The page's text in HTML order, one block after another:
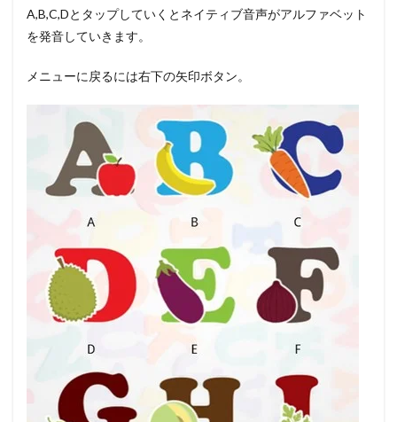
A,B,C,Dとタップしていくとネイティブ音声がアルファベット
を発音していきます。
メニューに戻るには右下の矢印ボタン。